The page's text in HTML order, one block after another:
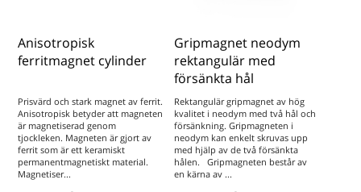
Anisotropisk
ferritmagnet cylinder
Prisvärd och stark magnet av ferrit.
Anisotropisk betyder att magneten
är magnetiserad genom
tjockleken. Magneten är gjort av
ferrit som är ett keramiskt
permanentmagnetiskt material.
Magnetiser...
Gripmagnet neodym
rektangulär med
försänkta hål
Rektangulär gripmagnet av hög
kvalitet i neodym med två hål och
försänkning. Gripmagneten i
neodym kan enkelt skruvas upp
med hjälp av de två försänkta
hålen. Gripmagneten består av
en kärna av ...